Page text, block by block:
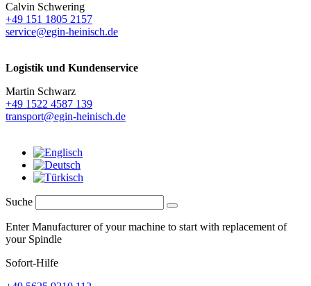
Calvin Schwering
+49 151 1805 2157
service@egin-heinisch.de
Logistik und Kundenservice
Martin Schwarz
+49 1522 4587 139
transport@egin-heinisch.de
Suche
Enter Manufacturer of your machine to start with replacement of
your Spindle
Sofort-Hilfe